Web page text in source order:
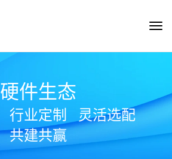
硬件生态
行业定制
灵活选配
共建共赢